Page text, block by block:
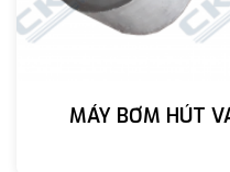
MÁY BƠM HÚT